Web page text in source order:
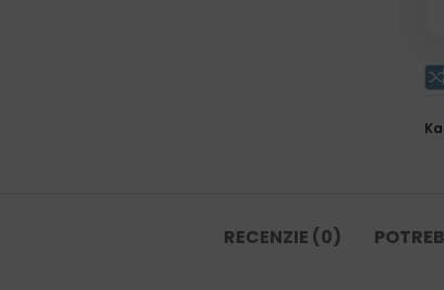
RECENZIE (0)